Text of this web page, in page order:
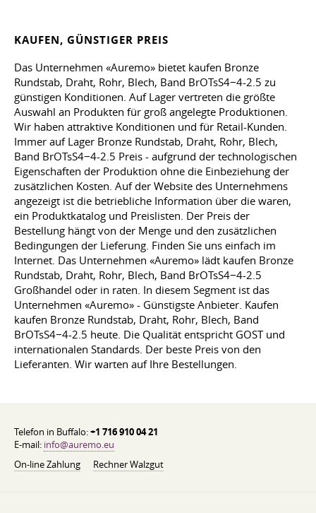
KAUFEN, GÜNSTIGER PREIS
Das Unternehmen «Auremo» bietet kaufen Bronze
Rundstab, Draht, Rohr, Blech, Band BrOTsS4−4-2.5 zu
günstigen Konditionen. Auf Lager vertreten die größte
Auswahl an Produkten für groß angelegte Produktionen.
Wir haben attraktive Konditionen und für Retail-Kunden.
Immer auf Lager Bronze Rundstab, Draht, Rohr, Blech,
Band BrOTsS4−4-2.5 Preis - aufgrund der technologischen
Eigenschaften der Produktion ohne die Einbeziehung der
zusätzlichen Kosten. Auf der Website des Unternehmens
angezeigt ist die betriebliche Information über die waren,
ein Produktkatalog und Preislisten. Der Preis der
Bestellung hängt von der Menge und den zusätzlichen
Bedingungen der Lieferung. Finden Sie uns einfach im
Internet. Das Unternehmen «Auremo» lädt kaufen Bronze
Rundstab, Draht, Rohr, Blech, Band BrOTsS4−4-2.5
Großhandel oder in raten. In diesem Segment ist das
Unternehmen «Auremo» - Günstigste Anbieter. Kaufen
kaufen Bronze Rundstab, Draht, Rohr, Blech, Band
BrOTsS4−4-2.5 heute. Die Qualität entspricht GOST und
internationalen Standards. Der beste Preis von den
Lieferanten. Wir warten auf Ihre Bestellungen.
Telefon in Buffalo:+1 716 910 04 21
E-mail: info@auremo.eu
On-line Zahlung
Rechner Walzgut